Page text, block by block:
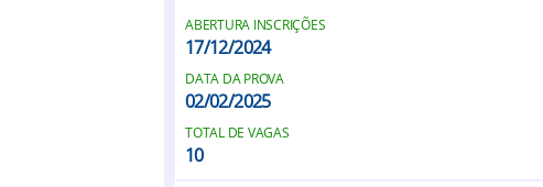
ABERTURA INSCRIÇÕES
17/12/2024
DATA DA PROVA
02/02/2025
TOTAL DE VAGAS
10